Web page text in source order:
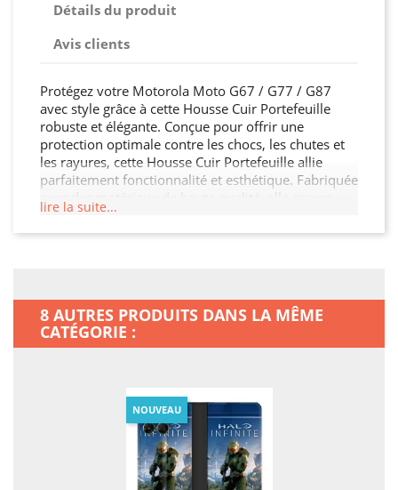
Détails du produit
Avis clients
Protégez votre Motorola Moto G67 / G77 / G87
avec style grâce à cette Housse Cuir Portefeuille
robuste et élégante. Conçue pour offrir une
protection optimale contre les chocs, les chutes et
les rayures, cette Housse Cuir Portefeuille allie
parfaitement fonctionnalité et esthétique. Fabriquée
une durabilité exceptionnelle tout en restant légère
et facile à manipuler. Son design moderne et raffiné
G67 / G77 / G87 sans protection, offrez-lui la
sécurité qu'il mérite !
lire la suite...
8 AUTRES PRODUITS DANS LA MÊME
CATÉGORIE :
NOUVEAU